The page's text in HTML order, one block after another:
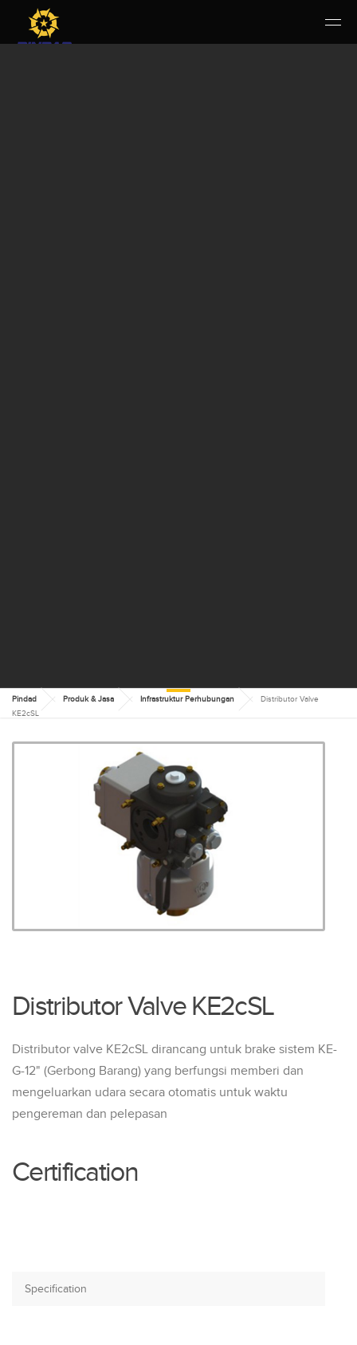
DISTRIBUTOR VALVE
KE2CSL
Pindad Produk & Jasa Infrastruktur Perhubungan
Distributor Valve
KE2cSL
Distributor Valve KE2cSL
Distributor valve KE2cSL dirancang untuk brake sistem KE-
G-12" (Gerbong Barang) yang berfungsi memberi dan
mengeluarkan udara secara otomatis untuk waktu
pengereman dan pelepasan
Certification